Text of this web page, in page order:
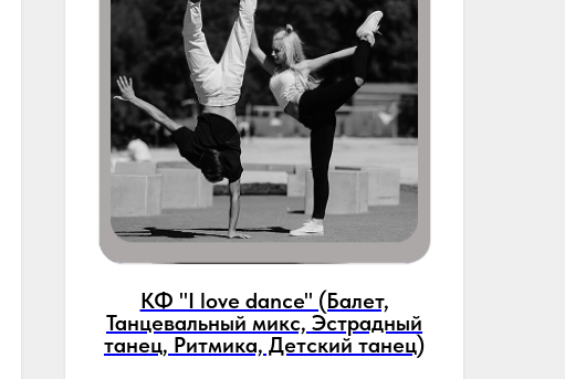
КФ "I love dance" (Балет,
Танцевальный микс, Эстрадный
танец, Ритмика, Детский танец)